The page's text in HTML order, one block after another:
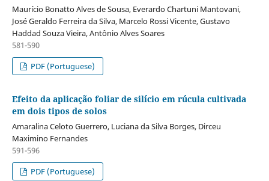
Maurício Bonatto Alves de Sousa, Everardo Chartuni Mantovani,
José Geraldo Ferreira da Silva, Marcelo Rossi Vicente, Gustavo
Haddad Souza Vieira, Antônio Alves Soares
581-590
PDF (Portuguese)
Efeito da aplicação foliar de silício em rúcula cultivada
em dois tipos de solos
Amaralina Celoto Guerrero, Luciana da Silva Borges, Dirceu
Maximino Fernandes
591-596
PDF (Portuguese)